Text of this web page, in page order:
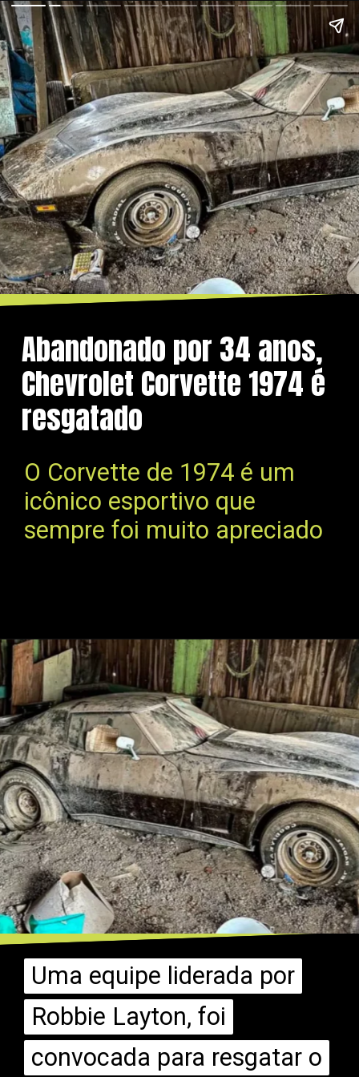
Abandonado por 34 anos,
Chevrolet Corvette 1974 é
resgatado
O Corvette de 1974 é um
icônico esportivo que
sempre foi muito apreciado
Uma equipe liderada por
Robbie Layton, foi
convocada para resgatar o
Uma equipe liderada por
Robbie Layton, foi
convocada para resgatar o